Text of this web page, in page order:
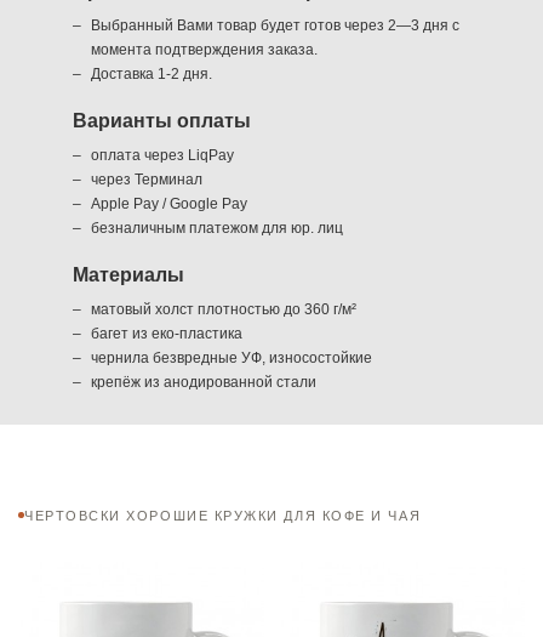
Выбранный Вами товар будет готов через 2—3 дня с
момента подтверждения заказа.
Доставка 1-2 дня.
Варианты оплаты
оплата через LiqPay
через Терминал
Apple Pay / Google Pay
безналичным платежом для юр. лиц
Материалы
матовый холст плотностью до 360 г/м²
багет из еко-пластика
чернила безвредные УФ, износостойкие
крепёж из анодированной стали
ЧЕРТОВСКИ ХОРОШИЕ КРУЖКИ ДЛЯ КОФЕ И ЧАЯ